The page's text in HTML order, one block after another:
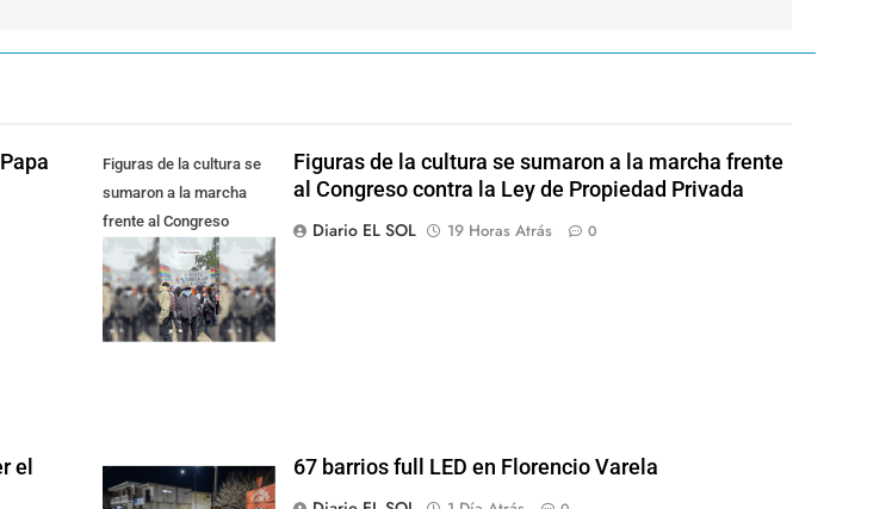
Figuras de la cultura se
sumaron a la marcha
frente al Congreso
contra la Ley de
Propiedad Privada
Figuras de la cultura se sumaron a la marcha frente
al Congreso contra la Ley de Propiedad Privada
Diario EL SOL
19 Horas Atrás 0
el
67 barrios full LED en Florencio Varela